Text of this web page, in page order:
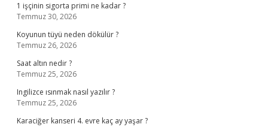
1 işçinin sigorta primi ne kadar ?
Temmuz 30, 2026
Koyunun tüyü neden dökülür ?
Temmuz 26, 2026
Saat altın nedir ?
Temmuz 25, 2026
Ingilizce ısınmak nasıl yazılır ?
Temmuz 25, 2026
Karaciğer kanseri 4. evre kaç ay yaşar ?